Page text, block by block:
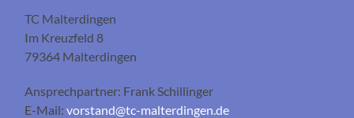
TC Malterdingen
Im Kreuzfeld 8
79364 Malterdingen
Ansprechpartner: Frank Schillinger
E-Mail:vorstand@tc-malterdingen.de